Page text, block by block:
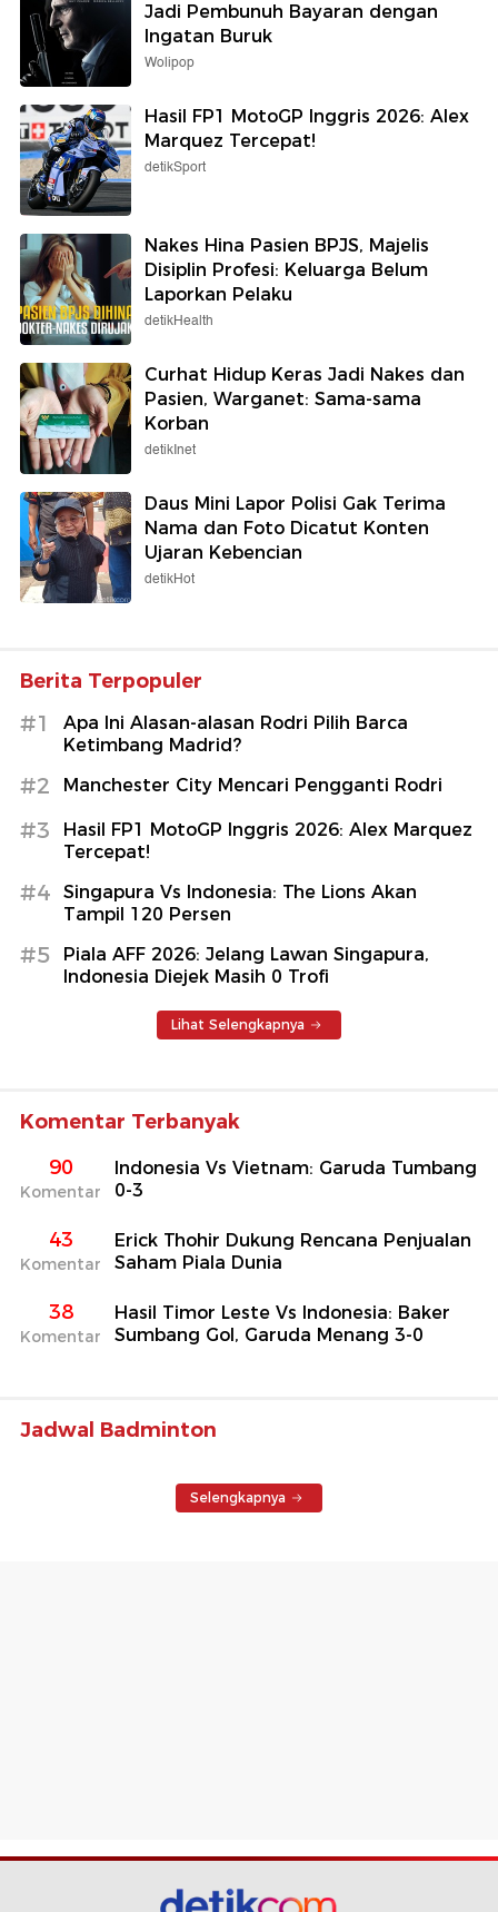
Jadi Pembunuh Bayaran dengan
Ingatan Buruk
Wolipop
Hasil FP1 MotoGP Inggris 2026: Alex
Marquez Tercepat!
detikSport
Nakes Hina Pasien BPJS, Majelis
Disiplin Profesi: Keluarga Belum
Laporkan Pelaku
detikHealth
Curhat Hidup Keras Jadi Nakes dan
Pasien, Warganet: Sama-sama
Korban
detikInet
Daus Mini Lapor Polisi Gak Terima
Nama dan Foto Dicatut Konten
Ujaran Kebencian
detikHot
Berita Terpopuler
#1
Apa Ini Alasan-alasan Rodri Pilih Barca
Ketimbang Madrid?
#2 Manchester City Mencari Pengganti Rodri
#3
Hasil FP1 MotoGP Inggris 2026: Alex Marquez
Tercepat!
#4
Singapura Vs Indonesia: The Lions Akan
Tampil 120 Persen
#5
Piala AFF 2026: Jelang Lawan Singapura,
Indonesia Diejek Masih 0 Trofi
Lihat Selengkapnya
Komentar Terbanyak
90
Komentar
Indonesia Vs Vietnam: Garuda Tumbang
0-3
43
Komentar
Erick Thohir Dukung Rencana Penjualan
Saham Piala Dunia
38
Komentar
Hasil Timor Leste Vs Indonesia: Baker
Sumbang Gol, Garuda Menang 3-0
Jadwal Badminton
Selengkapnya